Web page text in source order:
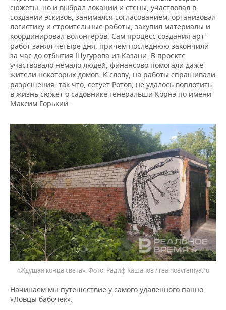
сюжеты, но и выбрал локации и стены, участвовал в
создании эскизов, занимался согласованием, организовал
логистику и строительные работы, закупил материалы и
координировал волонтеров. Сам процесс создания арт-
работ занял четыре дня, причем последнюю закончили
за час до отбытия Шугурова из Казани. В проекте
участвовало немало людей, финансово помогали даже
жители некоторых домов. К слову, на работы спрашивали
разрешения, так что, сетует Ротов, не удалось воплотить
в жизнь сюжет о садовнике генеральши Корнэ по имени
Максим Горький.
«Ждущая конца света». Радиф Кашапов / realnoevremya.ru
Начинаем мы путешествие у самого удаленного панно
«Ловцы бабочек».